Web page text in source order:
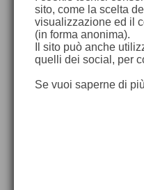
sito, come la scelta
visualizzazione ed il
(in forma anonima).
Il sito può anche
quelli dei social, per
Se vuoi saperne di